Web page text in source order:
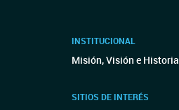
INSTITUCIONAL
Misión, Visión e Historia
SITIOS DE INTERÉS